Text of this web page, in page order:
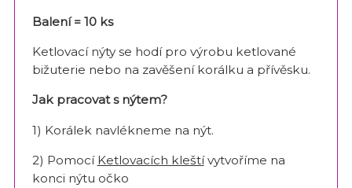
Balení = 10 ks
Ketlovací nýty se hodí pro výrobu ketlované
bižuterie nebo na zavěšení korálku a přívěsku.
Jak pracovat s nýtem?
1) Korálek navlékneme na nýt.
2) Pomocí Ketlovacích kleštívytvoříme na
konci nýtu očko